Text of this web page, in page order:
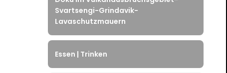
Svartsengi-Grindavik-
Lavaschutzmauern
Essen | Trinken